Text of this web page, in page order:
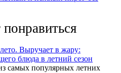
Выручает в жару:
блюда в летний сезон
самых популярных летних